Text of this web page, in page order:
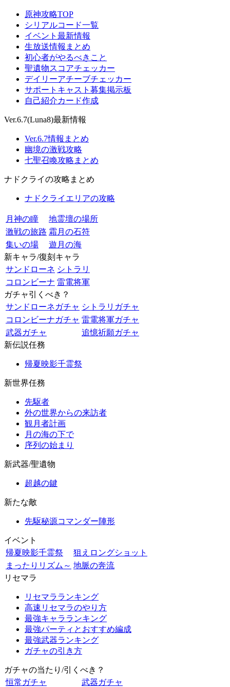
原神攻略TOP
シリアルコード一覧
イベント最新情報
生放送情報まとめ
初心者がやるべきこと
聖遺物スコアチェッカー
デイリーアチーブチェッカー
サポートキャスト募集掲示板
自己紹介カード作成
Ver.6.7(Luna8)最新情報
Ver.6.7情報まとめ
幽境の激戦攻略
七聖召喚攻略まとめ
ナドクライの攻略まとめ
ナドクライエリアの攻略
月神の瞳
地霊壇の場所
激戦の旅路 霜月の石符
集いの場
遊月の海
新キャラ/復刻キャラ
サンドローネ シトラリ
コロンビーナ 雷電将軍
ガチャ引くべき？
サンドローネガチャ シトラリガチャ
コロンビーナガチャ 雷電将軍ガチャ
武器ガチャ
追憶祈願ガチャ
新伝説任務
帰夏映影千霊祭
新世界任務
先駆者
外の世界からの来訪者
観月者計画
月の海の下で
序列の始まり
新武器/聖遺物
超越の鍵
新たな敵
先駆秘源コマンダー陣形
イベント
帰夏映影千霊祭
狙えロングショット
まったりリズム～ 地脈の奔流
リセマラ
リセマラランキング
高速リセマラのやり方
最強キャラランキング
最強パーティとおすすめ編成
最強武器ランキング
ガチャの引き方
ガチャの当たり/引くべき？
恒常ガチャ
武器ガチャ